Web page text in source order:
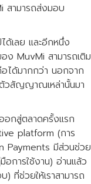
ามารถส่งมอบ
ด้เลย และอีกหนึ่ง
MuvMi สามารถเติม
ได้มากกว่า นอกจาก
ตัวสัญญาณเหล่านั้นมา
อกสู่ตลาดครั้งแรก
platform (การ
Payments มีส่วนช่วย
การใช้งาน) อ่านแล้ว
ที่ช่วยให้เราสามารถ